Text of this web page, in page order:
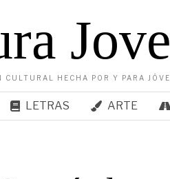
HECHA POR Y PARA
LETRAS ARTE